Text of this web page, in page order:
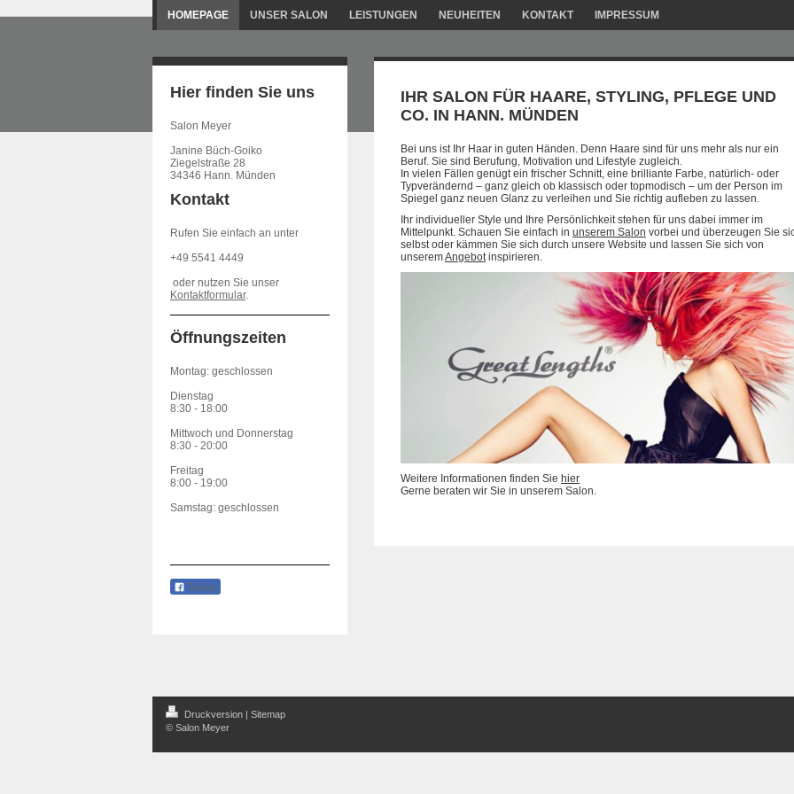
HOMEPAGE UNSER SALON LEISTUNGEN NEUHEITEN KONTAKT IMPRESSUM
Hier finden Sie uns
Salon Meyer
Janine Büch-Goiko
Ziegelstraße 28
34346 Hann. Münden
Kontakt
Rufen Sie einfach an unter
+49 5541 4449
oder nutzen Sie unser
Kontaktformular.
Öffnungszeiten
Montag: geschlossen
Dienstag
8:30 - 18:00
Mittwoch und Donnerstag
8:30 - 20:00
Freitag
8:00 - 19:00
Samstag: geschlossen
Teilen
IHR SALON FÜR HAARE, STYLING, PFLEGE UND
CO. IN HANN. MÜNDEN
Bei uns ist Ihr Haar in guten Händen. Denn Haare sind für uns mehr als nur ein
Beruf. Sie sind Berufung, Motivation und Lifestyle zugleich.
In vielen Fällen genügt ein frischer Schnitt, eine brilliante Farbe, natürlich- oder
Typverändernd – ganz gleich ob klassisch oder topmodisch – um der Person im
Spiegel ganz neuen Glanz zu verleihen und Sie richtig aufleben zu lassen.
Ihr individueller Style und Ihre Persönlichkeit stehen für uns dabei immer im
Mittelpunkt. Schauen Sie einfach in unserem Salon vorbei und überzeugen Sie
selbst oder kämmen Sie sich durch unsere Website und lassen Sie sich von
unseremAngebotinspirieren.
Weitere Informationen finden Sie hier
Gerne beraten wir Sie in unserem Salon.
Druckversion | Sitemap
© Salon Meyer